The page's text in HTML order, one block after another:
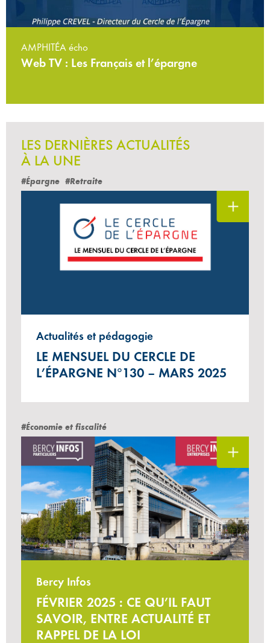
AMPHITÉA écho
Web TV : Les Français et l’épargne
LES DERNIÈRES ACTUALITÉS
À LA UNE
#Épargne #Retraite
Actualités et pédagogie
LE MENSUEL DU CERCLE DE
L’ÉPARGNE N°130 – MARS 2025
#Économie et fiscalité
Bercy Infos
FÉVRIER 2025 : CE QU’IL FAUT
SAVOIR, ENTRE ACTUALITÉ ET
RAPPEL DE LA LOI